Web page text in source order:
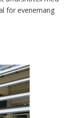
för evenemang